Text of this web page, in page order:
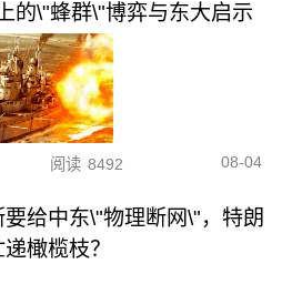
的\"蜂群\"博弈与东大启示
阅读 8492 08-04
要给中东\"物理断网\"，特朗
橄榄枝？